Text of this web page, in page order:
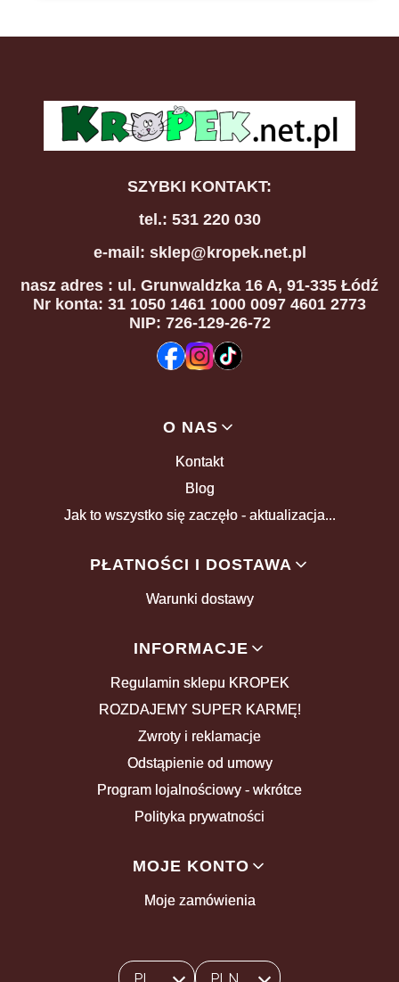
SZYBKI KONTAKT:
tel.: 531 220 030
e-mail: sklep@kropek.net.pl
nasz adres : ul. Grunwaldzka 16 A, 91-335 Łódź
Nr konta: 31 1050 1461 1000 0097 4601 2773
NIP: 726-129-26-72
O NAS
Kontakt
Blog
Jak to wszystko się zaczęło - aktualizacja...
PŁATNOŚCI I DOSTAWA
Warunki dostawy
INFORMACJE
Regulamin sklepu KROPEK
ROZDAJEMY SUPER KARMĘ!
Zwroty i reklamacje
Odstąpienie od umowy
Program lojalnościowy - wkrótce
Polityka prywatności
MOJE KONTO
Moje zamówienia